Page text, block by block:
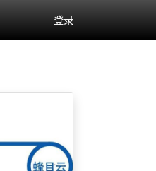
登录